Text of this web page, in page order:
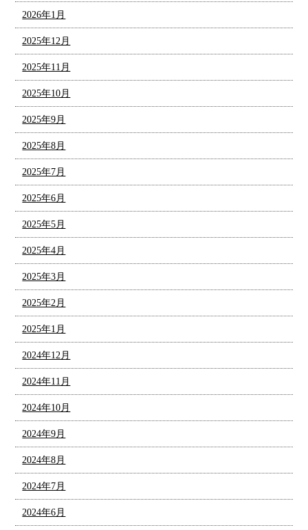
2026年1月
2025年12月
2025年11月
2025年10月
2025年9月
2025年8月
2025年7月
2025年6月
2025年5月
2025年4月
2025年3月
2025年2月
2025年1月
2024年12月
2024年11月
2024年10月
2024年9月
2024年8月
2024年7月
2024年6月